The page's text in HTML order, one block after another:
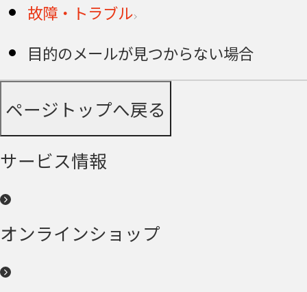
故障・トラブル
目的のメールが見つからない場合
ページトップへ戻る
サービス情報
オンラインショップ